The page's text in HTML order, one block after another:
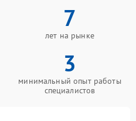
7
лет на рынке
3
минимальный опыт работы
специалистов